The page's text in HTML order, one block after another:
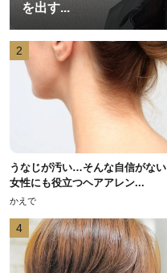
を出す...
2
うなじが汚い…そんな自信がない
女性にも役立つヘアアレン...
かえで
4